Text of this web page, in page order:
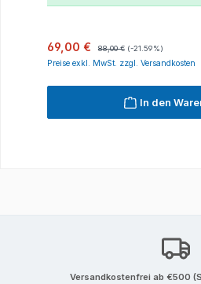
Verkaufspreis:
69,00 € Regulärer Preis:
88,00 € (-21.59%)
Preise exkl. MwSt. zzgl. Versandkosten
In den
Versandkostenfrei ab €500